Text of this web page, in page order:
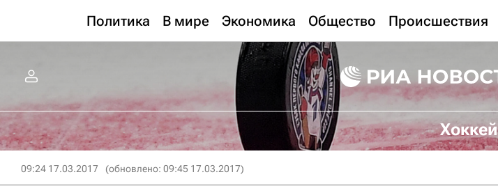
Политика В мире Экономика Общество Происшествия
Хоккей
09:24 17.03.2017 (обновлено: 09:45 17.03.2017)